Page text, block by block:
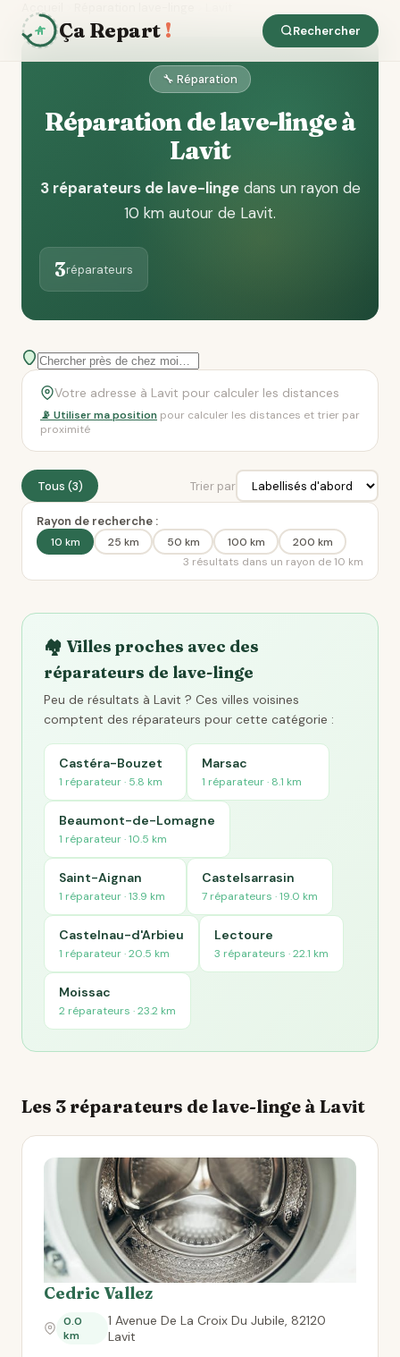
Ça Repart ! Rechercher
🔧 Réparation
Réparation de lave-linge à
Lavit
3 réparateurs de lave-lingedans un rayon de
10 km autour de Lavit.
3réparateurs
📡 Utiliser ma position pour calculer les distances et trier par
proximité
Tous (3) Trier par
Rayon de recherche :
10 km 25 km 50 km 100 km
200 km
3 résultats dans un rayon de 10 km
🏘️ Villes proches avec des
réparateurs de lave-linge
Peu de résultats à Lavit ? Ces villes voisines
comptent des réparateurs pour cette catégorie :
Castéra-Bouzet
1 réparateur · 5.8 km
Marsac
1 réparateur · 8.1 km
Beaumont-de-Lomagne
1 réparateur · 10.5 km
Saint-Aignan
1 réparateur · 13.9 km
Castelsarrasin
7 réparateurs · 19.0 km
Castelnau-d'Arbieu
1 réparateur · 20.5 km
Lectoure
3 réparateurs · 22.1 km
Moissac
2 réparateurs · 23.2 km
Les 3 réparateurs de lave-linge à Lavit
Cedric Vallez
0.0
km
1 Avenue De La Croix Du Jubile, 82120
Lavit